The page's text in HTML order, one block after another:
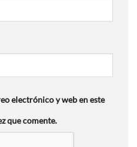
electrónico y web en este
que comente.